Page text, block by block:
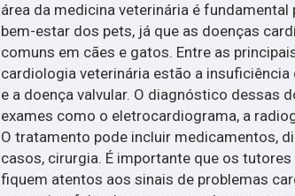
área da medicina veterinária é fundamental
bem-estar dos pets, já que as doenças
comuns em cães e gatos. Entre as
cardiologia veterinária estão a
e a doença valvular. O diagnóstico dessas
exames como o eletrocardiograma, a
O tratamento pode incluir medicamentos,
casos, cirurgia. É importante que os
fiquem atentos aos sinais de problemas